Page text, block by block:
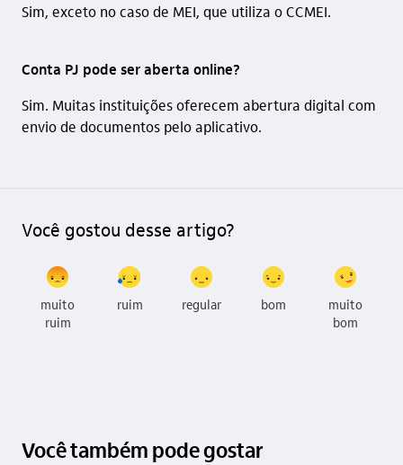
Sim, exceto no caso de MEI, que utiliza o CCMEI.
Conta PJ pode ser aberta online?
Sim. Muitas instituições oferecem abertura digital com
envio de documentos pelo aplicativo.
Você gostou desse artigo?
muito
ruim
ruim regular bom
muito
bom
Você também pode gostar